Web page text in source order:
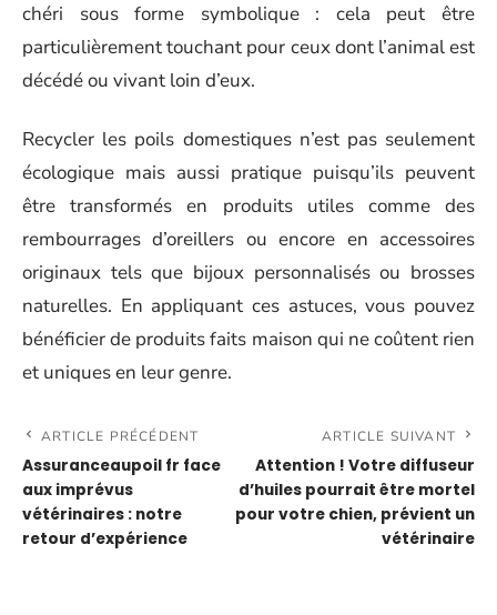
chéri sous forme symbolique : cela peut être
particulièrement touchant pour ceux dont l’animal est
décédé ou vivant loin d’eux.
Recycler les poils domestiques n’est pas seulement
écologique mais aussi pratique puisqu’ils peuvent
être transformés en produits utiles comme des
rembourrages d’oreillers ou encore en accessoires
originaux tels que bijoux personnalisés ou brosses
naturelles. En appliquant ces astuces, vous pouvez
bénéficier de produits faits maison qui ne coûtent rien
et uniques en leur genre.
ARTICLE PRÉCÉDENT
Assuranceaupoil fr face
aux imprévus
vétérinaires : notre
retour d’expérience
ARTICLE SUIVANT
Attention ! Votre diffuseur
d’huiles pourrait être mortel
pour votre chien, prévient un
vétérinaire